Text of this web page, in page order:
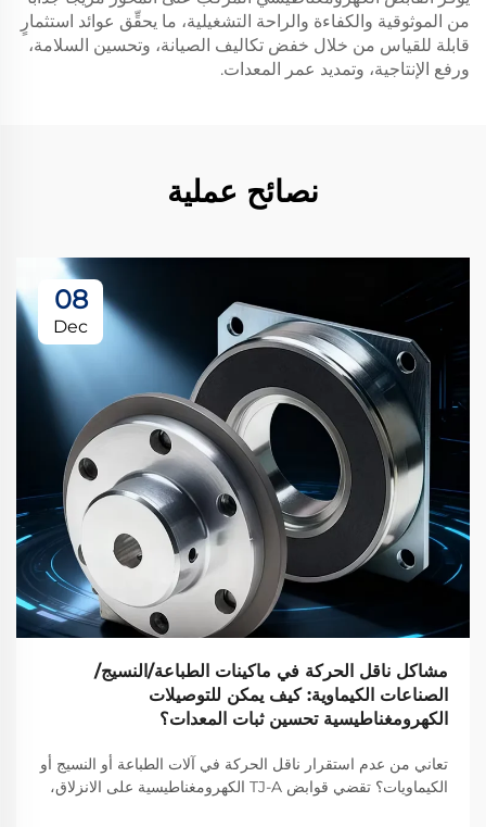
من الموثوقية والكفاءة والراحة التشغيلية، ما يحقِّق عوائد استثمارٍ
قابلة للقياس من خلال خفض تكاليف الصيانة، وتحسين السلامة،
ورفع الإنتاجية، وتمديد عمر المعدات.
نصائح عملية
08
Dec
مشاكل ناقل الحركة في ماكينات الطباعة/النسيج/
الصناعات الكيماوية: كيف يمكن للتوصيلات
الكهرومغناطيسية تحسين ثبات المعدات؟
تعاني من عدم استقرار ناقل الحركة في آلات الطباعة أو النسيج أو
الكيماويات؟ تقضي قوابض TJ-A الكهرومغناطيسية على الانزلاق،